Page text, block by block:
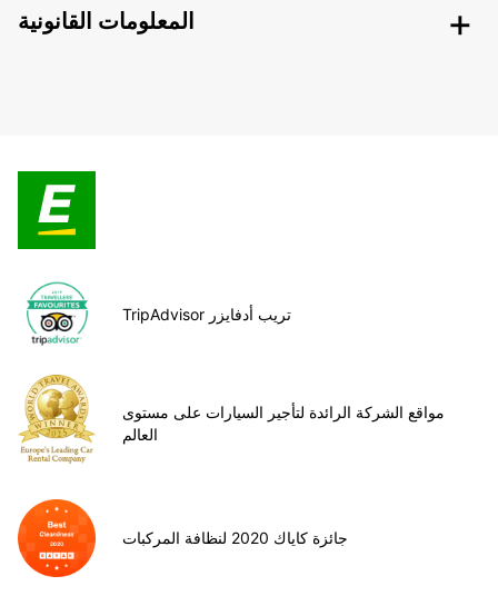
المعلومات القانونية
TripAdvisor تريب أدفايزر
مواقع الشركة الرائدة لتأجير السيارات على مستوى
العالم
جائزة كاياك 2020 لنظافة المركبات